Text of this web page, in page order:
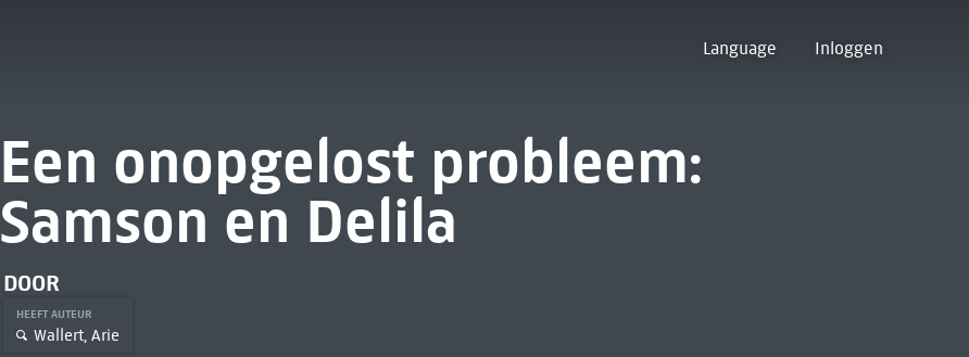
Language Inloggen
Een onopgelost probleem:
Samson en Delila
DOOR
HEEFT AUTEUR
Wallert, Arie